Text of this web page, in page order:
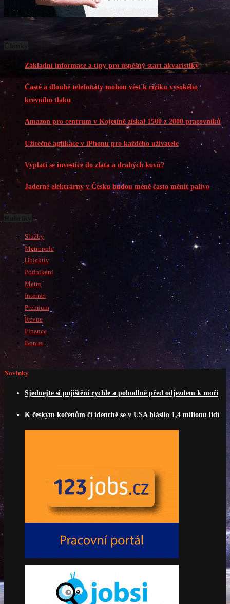
Základní informace a tipy pro úspěšný start akvaristiky
Časté a dlouhé telefonáty mohou vést k riziku vysokého
krevního tlaku
Amazon pro centrum v Kojetíně získal 1500 z 2000 pracovníků
Užitečné aplikace v iPhonu pro každého uživatele
Vyplatí se investice do zlata a drahých kovů?
Jaderné elektrárny v Česku budou méně často měnit palivo
Služby
Metropole
Objektiv
Podnikání
Metro
Internet
Premium
Revue
Finance
Bonus
Novinky
Sjednejte si pojištění rychle a pohodlně před odjezdem k moři
K českým kořenům či identitě se v USA hlásilo 1,4 milionu lidí